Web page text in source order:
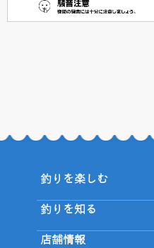
釣りを楽しむ
釣りを知る
店舗情報